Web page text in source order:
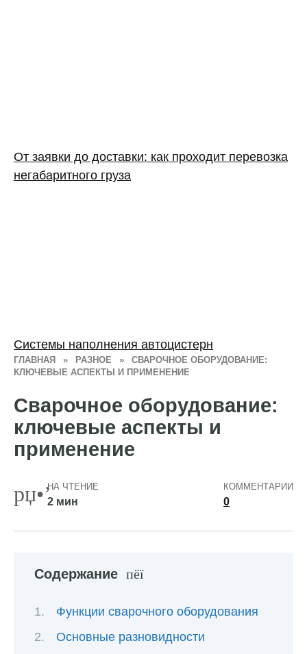
ГЛАВНАЯ » РАЗНОЕ »
СВАРОЧНОЕ ОБОРУДОВАНИЕ:
КЛЮЧЕВЫЕ АСПЕКТЫ И ПРИМЕНЕНИЕ
Сварочное оборудование:
ключевые аспекты и
применение
НА ЧТЕНИЕ
2 мин
КОММЕНТАРИИ
0
Содержание
Функции сварочного оборудования
Основные разновидности
От заявки до доставки: как проходит перевозка
негабаритного груза
Системы наполнения автоцистерн